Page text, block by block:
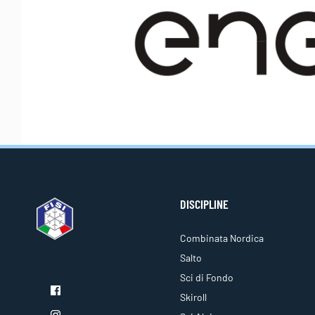
DISCIPLINE
Combinata Nordica
Salto
Sci di Fondo
Skiroll